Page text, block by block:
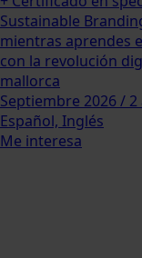
Sustainable
mientras aprendes
con la revolución
mallorca
Septiembre 2026 / 2
Español, Inglés
Me interesa